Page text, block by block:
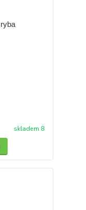
skladem 8